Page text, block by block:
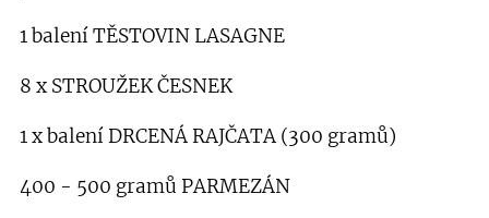
1 balení TĚSTOVIN LASAGNE
8 x STROUŽEK ČESNEK
1 x balení DRCENÁ RAJČATA (300 gramů)
400 - 500 gramů PARMEZÁN